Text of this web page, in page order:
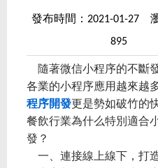
發布時間：2021-01-27
895
隨著微信小程序的不斷
各業的小程序應用越來越
程序開發更是勢如破竹的
餐飲行業為什么特別適合
發？
一、連接線上線下，打